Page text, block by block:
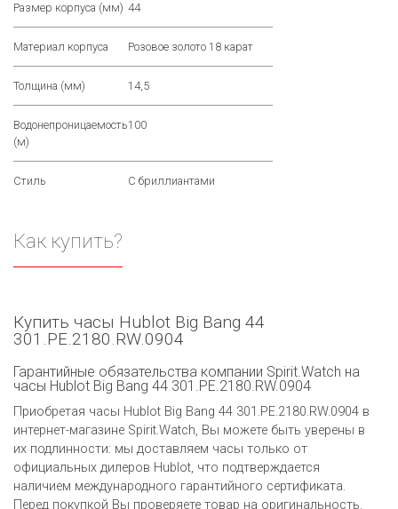
Размер корпуса (мм) 44
Материал корпуса Розовое золото 18 карат
Толщина (мм) 14,5
Водонепроницаемость
(м)
100
Стиль С бриллиантами
Как купить?
Купить часы Hublot Big Bang 44
301.PE.2180.RW.0904
Гарантийные обязательства компании Spirit.Watch на
часы Hublot Big Bang 44 301.PE.2180.RW.0904
Приобретая часы Hublot Big Bang 44 301.PE.2180.RW.0904 в
интернет-магазине Spirit.Watch, Вы можете быть уверены в
их подлинности: мы доставляем часы только от
официальных дилеров Hublot, что подтверждается
наличием международного гарантийного сертификата.
Перед покупкой Вы проверяете товар на оригинальность.